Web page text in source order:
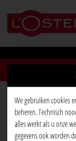
We gebruiken cookies
beheren. Technisch
alles werkt als u onze
gegevens ook worden